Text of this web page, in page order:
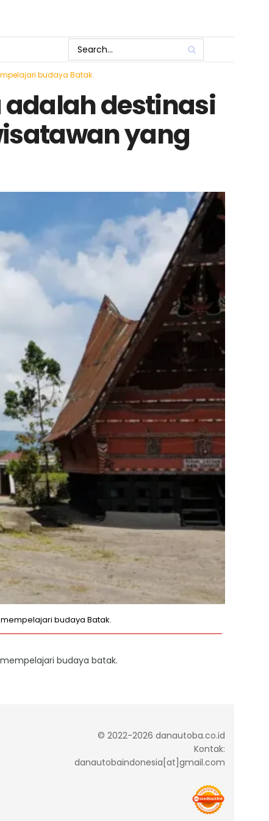
budaya Batak.
adalah destinasi
yang
budaya Batak.
budaya batak.
© 2022-2026 danautoba.co.id
Kontak:
danautobaindonesia[at]gmail.com